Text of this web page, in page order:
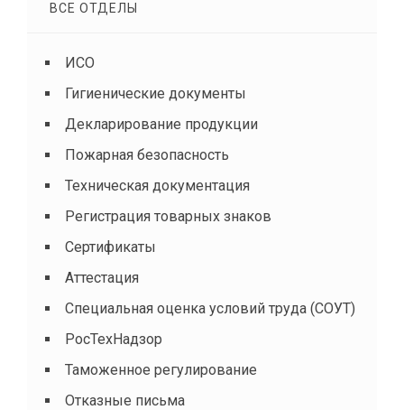
ВСЕ ОТДЕЛЫ
ИСО
Гигиенические документы
Декларирование продукции
Пожарная безопасность
Техническая документация
Регистрация товарных знаков
Сертификаты
Аттестация
Специальная оценка условий труда (СОУТ)
РосТехНадзор
Таможенное регулирование
Отказные письма